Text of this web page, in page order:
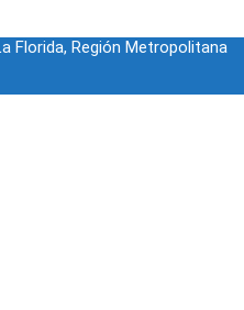
Florida, Región Metropolitana